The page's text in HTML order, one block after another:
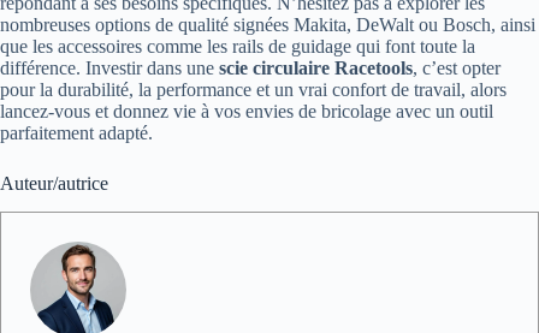
nombreuses options de qualité signées Makita, DeWalt ou Bosch, ainsi
que les accessoires comme les rails de guidage qui font toute la
différence. Investir dans une scie circulaire Racetools, c’est opter
pour la durabilité, la performance et un vrai confort de travail, alors
lancez-vous et donnez vie à vos envies de bricolage avec un outil
parfaitement adapté.
Auteur/autrice